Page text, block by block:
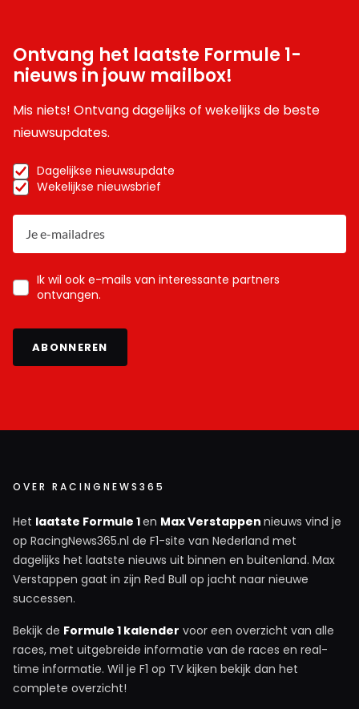
Ontvang het laatste Formule 1-
nieuws in jouw mailbox!
Mis niets! Ontvang dagelijks of wekelijks de beste
nieuwsupdates.
Dagelijkse nieuwsupdate
Wekelijkse nieuwsbrief
Ik wil ook e-mails van interessante partners
ontvangen.
ABONNEREN
OVER RACINGNEWS365
Het laatste Formule 1en Max Verstappen nieuws vind je
op RacingNews365.nl de F1-site van Nederland met
dagelijks het laatste nieuws uit binnen en buitenland. Max
Verstappen gaat in zijn Red Bull op jacht naar nieuwe
successen.
Bekijk de Formule 1 kalender voor een overzicht van alle
races, met uitgebreide informatie van de races en real-
time informatie. Wil je F1 op TV kijken bekijk dan het
complete overzicht!